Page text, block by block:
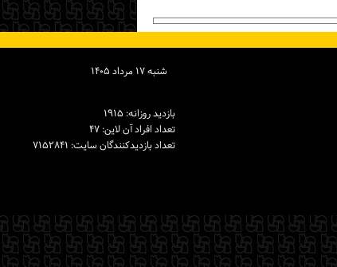
شنبه ۱۷ مرداد ۱۴۰۵
بازدید روزانه: ۱۹۱۵
تعداد افراد آن لاین: ۴۷
تعداد بازدیدكنندگان سایت: ۷۱۵۲۸۴۱